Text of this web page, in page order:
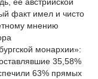
факт имел и чисто
мнению
монархии»:
35,58%
63% прямых